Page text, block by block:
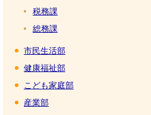
税務課
総務課
市民生活部
健康福祉部
こども家庭部
産業部